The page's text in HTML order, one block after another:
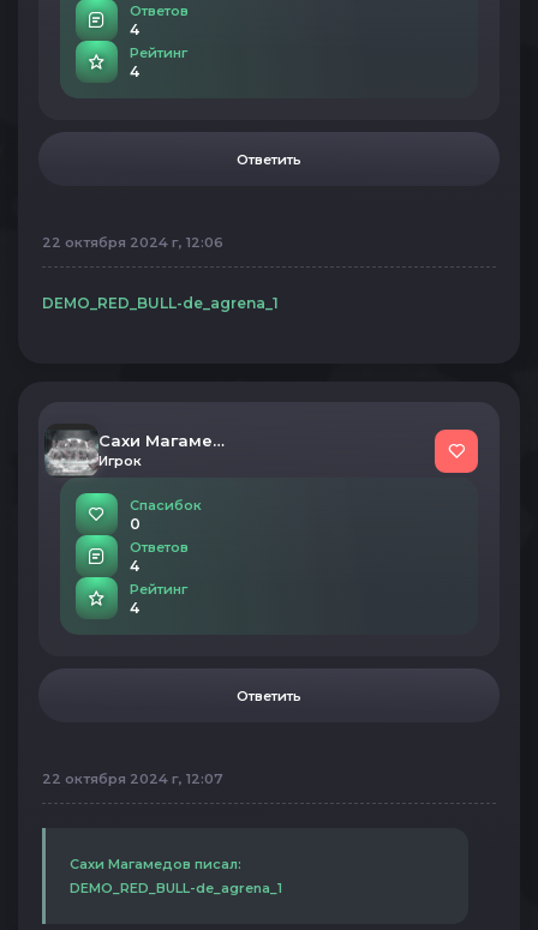
Ответов
4
Рейтинг
4
Ответить
22 октября 2024 г, 12:06
DEMO_RED_BULL-de_agrena_1
Сахи Магамедов
Игрок
Спасибок
0
Ответов
4
Рейтинг
4
Ответить
22 октября 2024 г, 12:07
Сахи Магамедов писал:
DEMO_RED_BULL-de_agrena_1